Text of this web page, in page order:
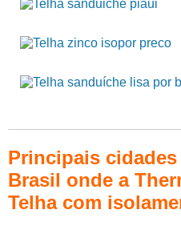
Principais
Brasil onde a
Telha com